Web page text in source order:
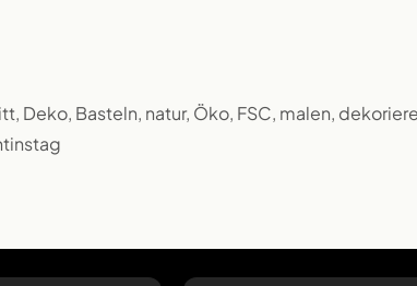
Deko, Basteln, natur, Öko, FSC, malen,